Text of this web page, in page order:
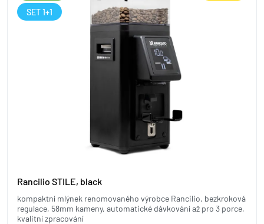
Rancilio STILE, black
kompaktní mlýnek renomovaného výrobce Rancilio, bezkroková
regulace, 58mm kameny, automatické dávkování až pro 3 porce,
kvalitní zpracování
SET 1+1